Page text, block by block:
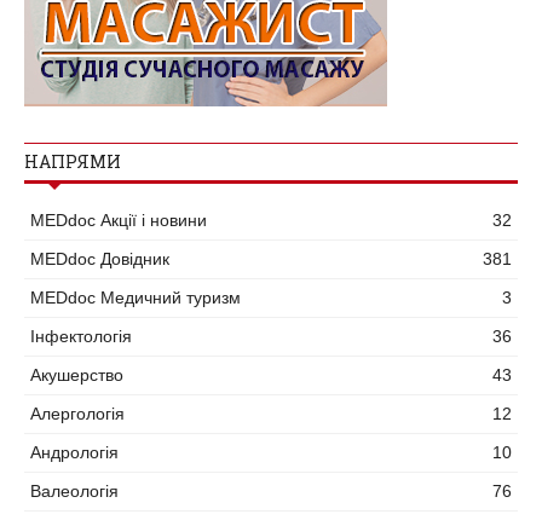
НАПРЯМИ
MEDdoc Акції і новини
32
MEDdoc Довідник
381
MEDdoc Медичний туризм
3
Інфектологія
36
Акушерство
43
Алергологія
12
Андрологія
10
Валеологія
76